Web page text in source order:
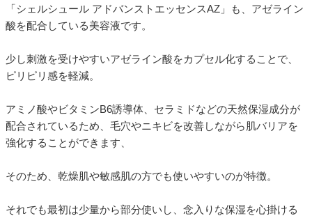
「シェルシュール アドバンストエッセンスAZ」も、アゼライン
酸を配合している美容液です。
少し刺激を受けやすいアゼライン酸をカプセル化することで、
ピリピリ感を軽減。
アミノ酸やビタミンB6誘導体、セラミドなどの天然保湿成分が
配合されているため、毛穴やニキビを改善しながら肌バリアを
強化することができます、
そのため、乾燥肌や敏感肌の方でも使いやすいのが特徴。
それでも最初は少量から部分使いし、念入りな保湿を心掛ける